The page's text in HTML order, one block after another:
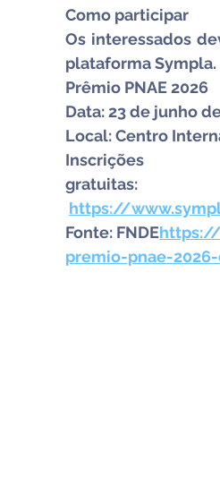
Como participar
Os interessados
plataforma Sympla.
Prêmio PNAE 2026
Data: 23 de junho
Local: Centro
Inscrições
gratuitas:
https://
Fonte: FNDEhttps://
premio-pnae-